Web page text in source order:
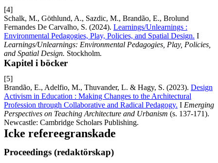
[4]
Schalk, M., Göthlund, A., Sazdic, M., Brandão, E., Brolund
Fernandes De Carvalho, S. (2024). Learnings/Unlearnings :
Environmental Pedagogies, Play, Policies, and Spatial Design. I
Learnings/Unlearnings: Environmental Pedagogies, Play, Policies,
and Spatial Design. Stockholm.
Kapitel i böcker
[5]
Brandão, E., Adelfio, M., Thuvander, L. & Hagy, S. (2023). Design
Activism in Education : Making Changes to the Architectural
Profession through Collaborative and Radical Pedagogy. I Emerging
Perspectives on Teaching Architecture and Urbanism (s. 137-171).
Newcastle: Cambridge Scholars Publishing.
Icke refereegranskade
Proceedings (redaktörskap)